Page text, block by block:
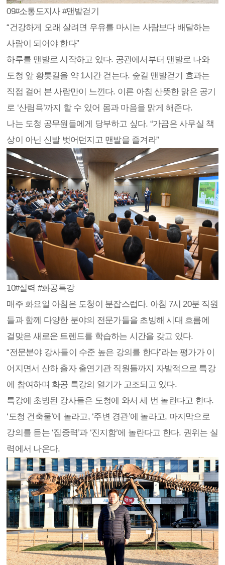
09#소통도지사 #맨발걷기
“건강하게 오래 살려면 우유를 마시는 사람보다 배달하는
사람이 되어야 한다”
하루를 맨발로 시작하고 있다. 공관에서부터 맨발로 나와
도청 앞 황톳길을 약 1시간 걷는다. 숲길 맨발걷기 효과는
직접 걸어 본 사람만이 느낀다. 이른 아침 산뜻한 맑은 공기
로 ‘산림욕’까지 할 수 있어 몸과 마음을 맑게 해준다.
나는 도청 공무원들에게 당부하고 싶다. “가끔은 사무실 책
상이 아닌 신발 벗어던지고 맨발을 즐겨라”
10#실력 #화공특강
매주 화요일 아침은 도청이 분잡스럽다. 아침 7시 20분 직원
들과 함께 다양한 분야의 전문가들을 초빙해 시대 흐름에
걸맞은 새로운 트렌드를 학습하는 시간을 갖고 있다.
“전문분야 강사들이 수준 높은 강의를 한다”라는 평가가 이
어지면서 산하 출자 출연기관 직원들까지 자발적으로 특강
에 참여하며 화공 특강의 열기가 고조되고 있다.
특강에 초빙된 강사들은 도청에 와서 세 번 놀란다고 한다.
‘도청 건축물’에 놀라고, ‘주변 경관’에 놀라고, 마지막으로
강의를 듣는 ‘집중력’과 ‘진지함’에 놀란다고 한다. 권위는 실
력에서 나온다.